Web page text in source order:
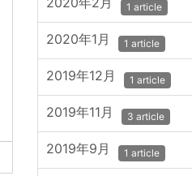
1 article
2020年1月 1 article
2019年12月 1 article
2019年11月 3 article
2019年9月 1 article